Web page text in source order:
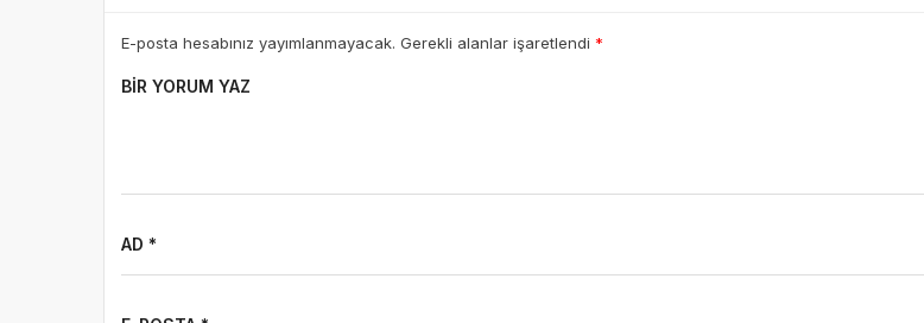
E-posta hesabınız yayımlanmayacak. Gerekli alanlar işaretlendi *
BIR YORUM YAZ
AD *